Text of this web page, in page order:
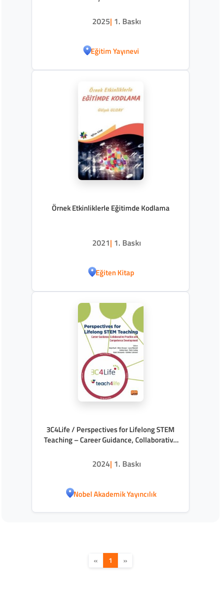
2025| 1. Baskı
Eğitim Yayınevi
Örnek Etkinliklerle Eğitimde Kodlama
2021| 1. Baskı
Eğiten Kitap
3C4Life / Perspectives for Lifelong STEM
Teaching – Career Guidance, Collaborative
2024| 1. Baskı
Nobel Akademik Yayıncılık
« 1 »